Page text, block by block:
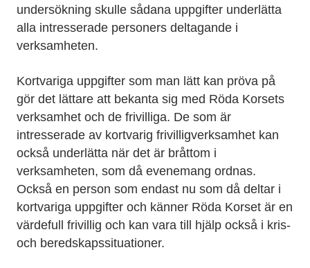
undersökning skulle sådana uppgifter underlätta
alla intresserade personers deltagande i
verksamheten.
Kortvariga uppgifter som man lätt kan pröva på
gör det lättare att bekanta sig med Röda Korsets
verksamhet och de frivilliga. De som är
intresserade av kortvarig frivilligverksamhet kan
också underlätta när det är bråttom i
verksamheten, som då evenemang ordnas.
Också en person som endast nu som då deltar i
kortvariga uppgifter och känner Röda Korset är en
värdefull frivillig och kan vara till hjälp också i kris-
och beredskapssituationer.